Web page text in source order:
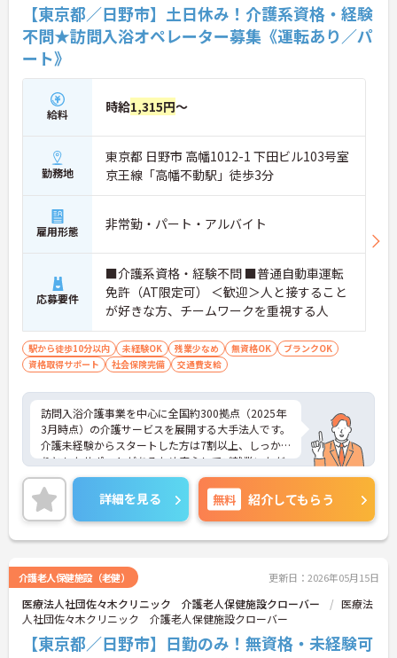
【東京都／日野市】土日休み！介護系資格・経験
不問★訪問入浴オペレーター募集《運転あり／パ
ート》
給料 時給1,315円～
勤務地
東京都 日野市 高幡1012-1 下田ビル103号室
京王線「高幡不動駅」徒歩3分
雇用形態 非常勤・パート・アルバイト
応募要件
■介護系資格・経験不問 ■普通自動車運転
免許（AT限定可） ＜歓迎＞人と接すること
が好きな方、チームワークを重視する人
駅から徒歩10分以内 未経験OK 残業少なめ 無資格OK
ブランクOK
資格取得サポート
社会保険完備 交通費支給
訪問入浴介護事業を中心に全国約300拠点（2025年
3月時点）の介護サービスを展開する大手法人です。
介護未経験からスタートした方は7割以上、しっか
りとしたサポートがあるため安心してご就業いただ
けます。お風呂に入れなくて困っている方に、手を
差し伸べてあげられるとてもやりがいのあるお仕事
です。ご興味ある方には、面接対策ポイントなど、
さらに詳細をお話しいたしますのでお気軽にご相談
ください！
詳細を見る 無料 紹介してもらう
介護老人保健施設（老健） 更新日：2026年05月15日
医療法人社団佐々木クリニック 介護老人保健施設クローバー
医療法
人社団佐々木クリニック 介護老人保健施設クローバー
【東京都／日野市】日勤のみ！無資格・未経験可